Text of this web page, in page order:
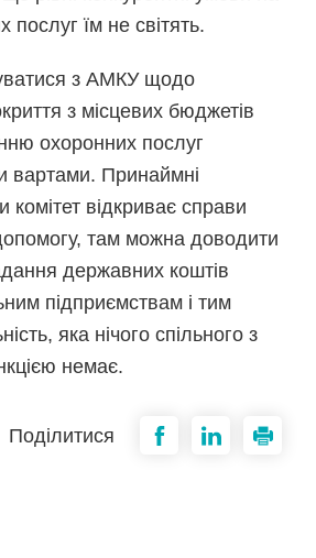
послуг їм не світять.
з АМКУ щодо
з місцевих бюджетів
охоронних послуг
вартами. Принаймні
комітет відкриває справи
там можна доводити
державних коштів
підприємствам і тим
яка нічого спільного з
немає.
Поділитися